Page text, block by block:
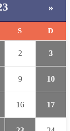
»
S D
2 3
9 10
16 17